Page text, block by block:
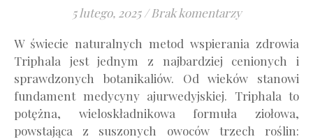
5 lutego, 2025 / Brak komentarzy
W świecie naturalnych metod wspierania zdrowia
Triphala jest jednym z najbardziej cenionych i
sprawdzonych botanikaliów. Od wieków stanowi
fundament medycyny ajurwedyjskiej. Triphala to
potężna, wieloskładnikowa formuła ziołowa,
powstająca z suszonych owoców trzech roślin: